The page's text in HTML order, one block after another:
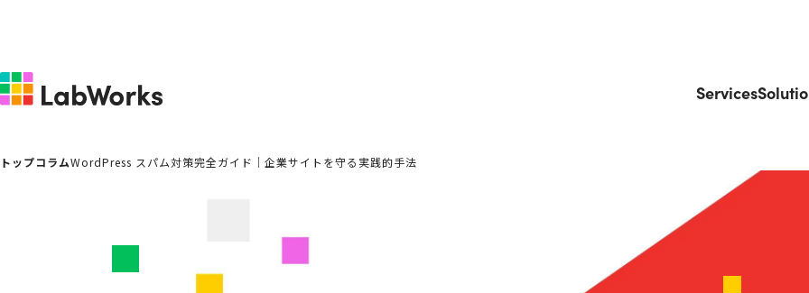
Services
トップコラムWordPress スパム対策完全ガイド｜企業サイトを守る実践的手法